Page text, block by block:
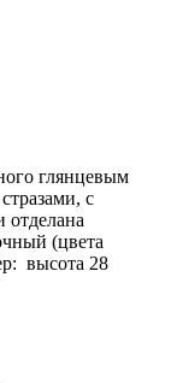
глянцевым
с
(цвета
высота 28